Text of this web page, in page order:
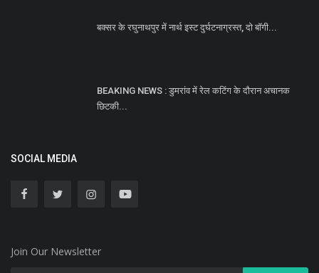
बक्सर के रघुनाथपुर में नार्थ इस्ट दुर्घटनाग्रस्त, दो बॉगी...
BEAKING NEWS : डुमरांव में रेल कटिंग के दौरान अचानक
छिटकी...
SOCIAL MEDIA
Join Our Newsletter